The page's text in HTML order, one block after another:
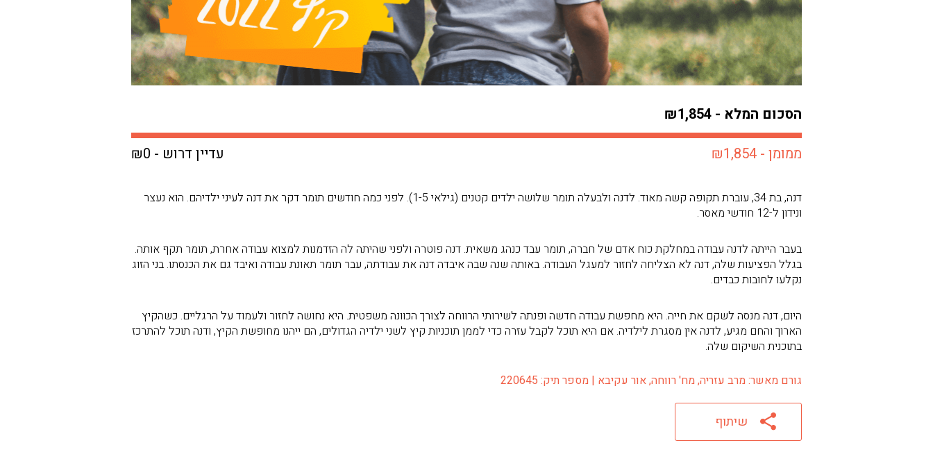
הסכום המלא - ₪1,854
עדיין דרוש - ₪0
ממומן - ₪1,854
דנה, בת 34, עוברת תקופה קשה מאוד. לדנה ולבעלה תומר שלושה ילדים קטנים (גילאי 1-5). לפני כמה חודשים תומר דקר את דנה לעיני ילדיהם. הוא נעצר
ונידון ל-12 חודשי מאסר.
בעבר הייתה לדנה עבודה במחלקת כוח אדם של חברה, תומר עבד כנהג משאית. דנה פוטרה ולפני שהיתה לה הזדמנות למצוא עבודה אחרת, תומר תקף אותה.
בגלל הפציעות שלה, דנה לא הצליחה לחזור למעגל העבודה. באותה שנה שבה איבדה דנה את עבודתה, עבר תומר תאונת עבודה ואיבד גם את הכנסתו. בני הזוג
נקלעו לחובות כבדים.
היום, דנה מנסה לשקם את חייה. היא מחפשת עבודה חדשה ופנתה לשירותי הרווחה לצורך הכוונה משפטית. היא נחושה לחזור ולעמוד על הרגליים. כשהקיץ
הארוך והחם מגיע, לדנה אין מסגרת לילדיה. אם היא תוכל לקבל עזרה כדי לממן תוכניות קיץ לשני ילדיה הגדולים, הם ייהנו מחופשת הקיץ, ודנה תוכל להתרכז
בתוכנית השיקום שלה.
גורם מאשר: מרב עזריה, מח' רווחה, אור עקיבא | מספר תיק: 220645
שיתוף